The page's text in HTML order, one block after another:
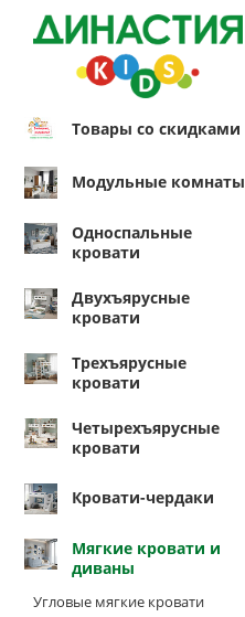
Товары со скидками
Модульные комнаты
Односпальные
кровати
Двухъярусные
кровати
Трехъярусные
кровати
Четырехъярусные
кровати
Кровати-чердаки
Мягкие кровати и
диваны
Угловые мягкие кровати